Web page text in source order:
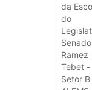
da
do
Ramez
Tebet -
Setor B